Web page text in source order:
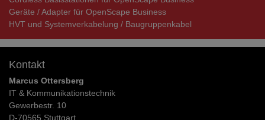
Geräte / Adapter für OpenScape Business
HVT und Systemverkabelung / Baugruppenkabel
Kontakt
Marcus Ottersberg
IT & Kommunikationstechnik
Gewerbestr. 10
D-70565 Stuttgart